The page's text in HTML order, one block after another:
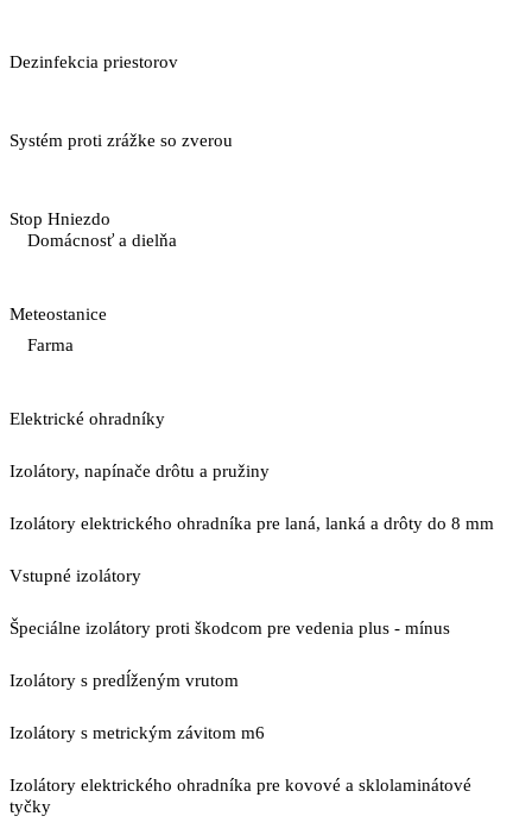
Dezinfekcia priestorov
Systém proti zrážke so zverou
Stop Hniezdo
Domácnosť a dielňa
Meteostanice
Farma
Elektrické ohradníky
Izolátory, napínače drôtu a pružiny
Izolátory elektrického ohradníka pre laná, lanká a drôty do 8 mm
Vstupné izolátory
Špeciálne izolátory proti škodcom pre vedenia plus - mínus
Izolátory s predĺženým vrutom
Izolátory s metrickým závitom m6
Izolátory elektrického ohradníka pre kovové a sklolaminátové
tyčky